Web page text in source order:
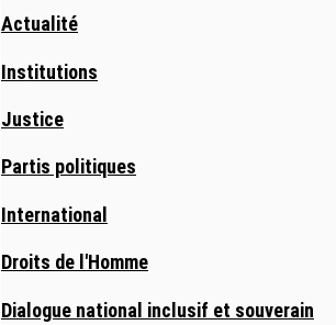
Actualité
Institutions
Justice
Partis politiques
International
Droits de l'Homme
Dialogue national inclusif et souverain